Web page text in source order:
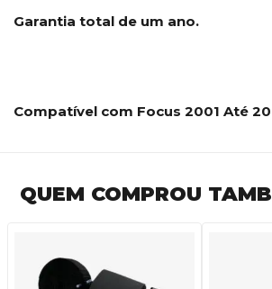
Garantia total de um ano.
Compatível com Focus 2001 Até
QUEM COMPROU